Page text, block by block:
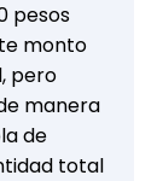
pesos
monto
pero
manera
de
total